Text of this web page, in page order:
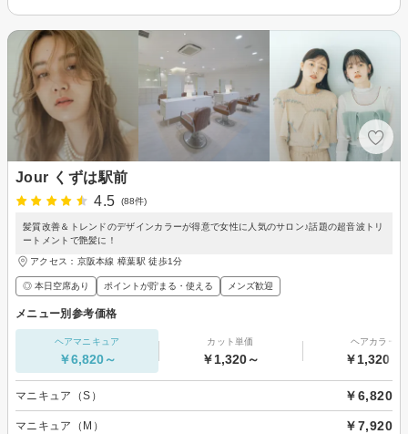
Jour くずは駅前
4.5
(88件)
髪質改善＆トレンドのデザインカラーが得意で女性に人気のサロン♪話題の超音波トリ
ートメントで艶髪に！
アクセス：京阪本線 樟葉駅 徒歩1分
◎ 本日空席あり ポイントが貯まる・使える メンズ歓迎
メニュー別参考価格
ヘアマニキュア
￥6,820～
カット単価
￥1,320～
ヘアカラー
￥1,320～
マニキュア（S） ￥6,820
マニキュア（M） ￥7,920